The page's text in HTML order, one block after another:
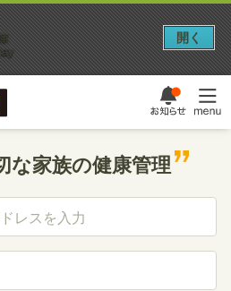
開く
な家族の健康管理